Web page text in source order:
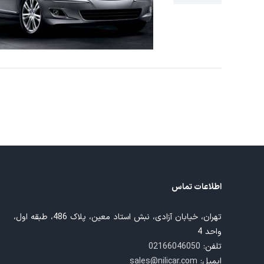
اطلاعات تماس
تهران، خیابان آزادی، نبش استاد معین، پلاک 486، طبقه اول،
واحد 4
تلفن: 02166046050
ایمیل: sales@nilicar.com